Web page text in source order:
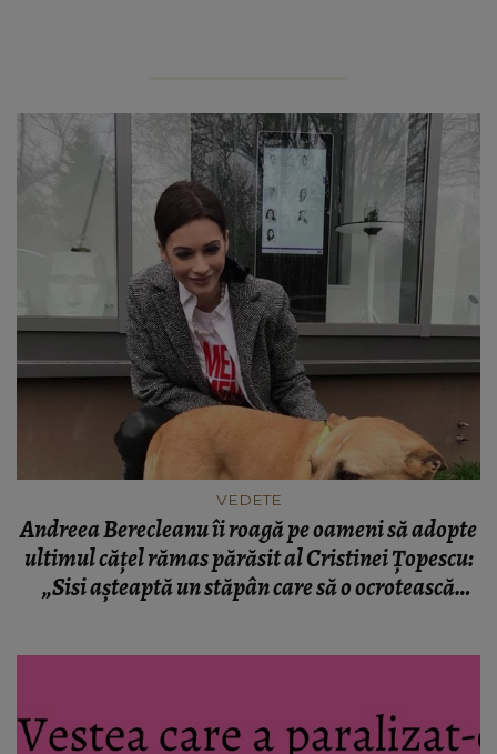
VEDETE
Andreea Berecleanu îi roagă pe oameni să adopte
ultimul căţel rămas părăsit al Cristinei Ţopescu:
„Sisi aşteaptă un stăpân care să o ocrotească